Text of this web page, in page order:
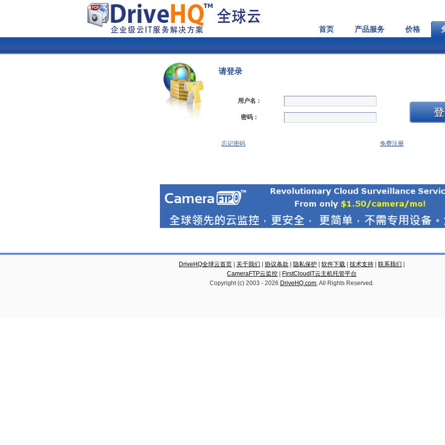
首页 产品服务 价格
请登录
用户名：
密码：
免费注册
忘记密码
DriveHQ全球云首页 关于我们 协议条款 隐私保护 软件下载 技术支持 联系我们
CameraFTP云监控
FirstCloudIT云主机托管平台
Copyright (c) 2003 - 2026 DriveHQ.com, All Rights Reserved.